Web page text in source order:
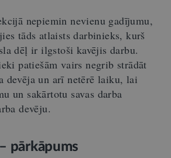
nepiemin nevienu gadījumu,
tāds atlaists darbinieks, kurš
dēļ ir ilgstoši kavējis darbu.
patiešām vairs negrib strādāt
devēja un arī netērē laiku, lai
un sakārtotu savas darba
devēju.
pārkāpums